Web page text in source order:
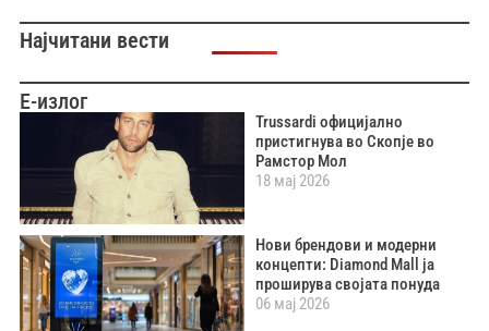
Најчитани вести
Е-излог
Trussardi официјално
пристигнува во Скопје во
Рамстор Мол
18 мај 2026
Нови брендови и модерни
концепти: Diamond Mall ја
проширува својата понуда
06 мај 2026